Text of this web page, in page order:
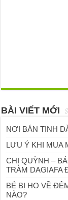
BÀI VIẾT MỚI
NƠI BÁN TINH
LƯU Ý KHI MUA
CHỊ QUỲNH –
TRÀM DAGIAFA
BÉ BỊ HO VỀ
NÀO?